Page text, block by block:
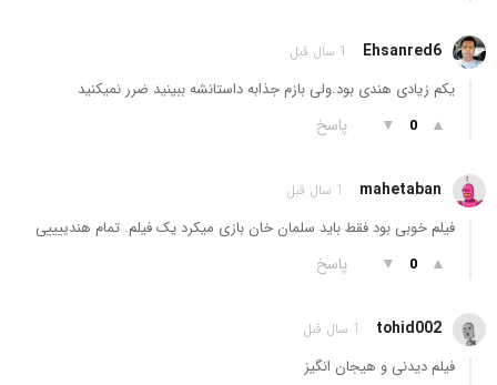
Ehsanred6 1 سال قبل
یکم زیادی هندی بود.ولی بازم جذابه داستانشه ببینید ضرر نمیکنید
▲
0
▼ پاسخ
mahetaban 1 سال قبل
فیلم خوبی بود فقط باید سلمان خان بازی میکرد یک فیلم. تمام هندییییی
▲
0
▼ پاسخ
tohid002 1 سال قبل
فیلم دیدنی و هیجان انگیز